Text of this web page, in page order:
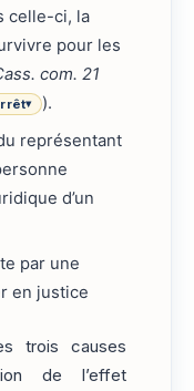
celle-ci, la
pour les
com. 21
▾
).
représentant
d’un
par une
en justice
trois causes
de l’effet